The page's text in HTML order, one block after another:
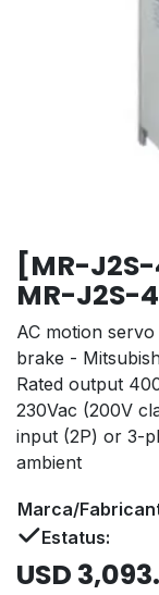
[MR-
MR-J2S-
AC motion
brake -
Rated output
230Vac (200V
input (2P) or 3-
ambient
Marca/
Estatus:
USD